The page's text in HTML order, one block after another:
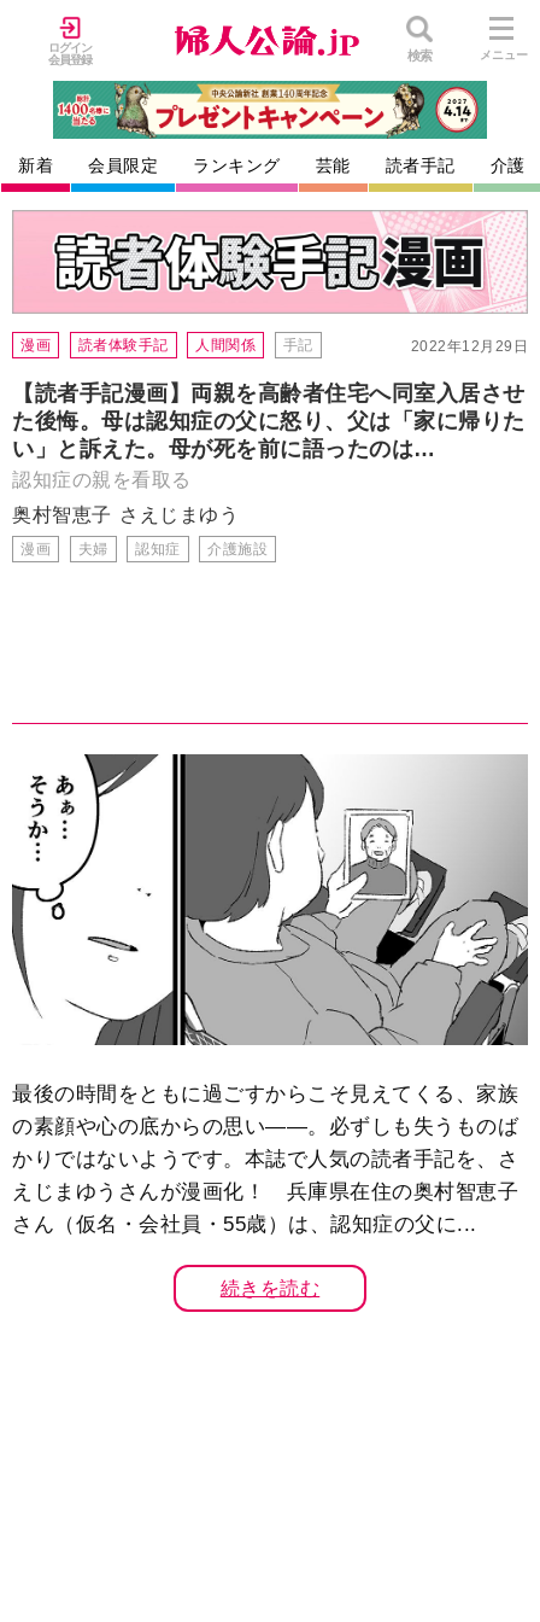
ログイン
会員登録
検索 メニュー
新着 会員限定 ランキング 芸能 読者手記 介護
2022年12月29日
漫画 読者体験手記 人間関係 手記
【読者手記漫画】両親を高齢者住宅へ同室入居させ
た後悔。母は認知症の父に怒り、父は「家に帰りた
い」と訴えた。母が死を前に語ったのは…
認知症の親を看取る
奥村智恵子 さえじまゆう
漫画 夫婦 認知症 介護施設
最後の時間をともに過ごすからこそ見えてくる、家族
の素顔や心の底からの思い――。必ずしも失うものば
かりではないようです。本誌で人気の読者手記を、さ
えじまゆうさんが漫画化！ 兵庫県在住の奥村智恵子
さん（仮名・会社員・55歳）は、認知症の父に...
続きを読む